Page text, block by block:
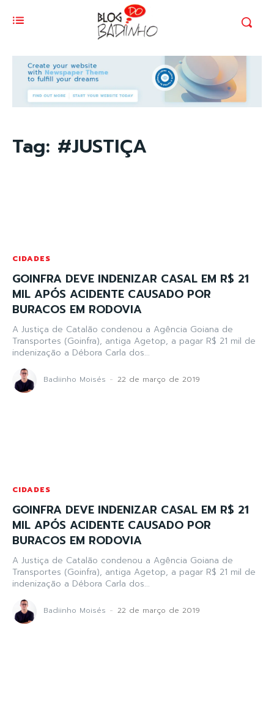
Tag: #JUSTIÇA
CIDADES
GOINFRA DEVE INDENIZAR CASAL EM R$ 21
MIL APÓS ACIDENTE CAUSADO POR
BURACOS EM RODOVIA
A Justiça de Catalão condenou a Agência Goiana de
Transportes (Goinfra), antiga Agetop, a pagar R$ 21 mil de
indenização a Débora Carla dos...
Badiinho Moisés - 22 de março de 2019
CIDADES
GOINFRA DEVE INDENIZAR CASAL EM R$ 21
MIL APÓS ACIDENTE CAUSADO POR
BURACOS EM RODOVIA
A Justiça de Catalão condenou a Agência Goiana de
Transportes (Goinfra), antiga Agetop, a pagar R$ 21 mil de
indenização a Débora Carla dos...
Badiinho Moisés - 22 de março de 2019